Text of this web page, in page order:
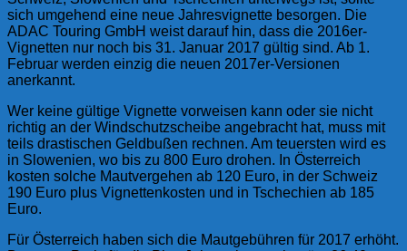
sich umgehend eine neue Jahresvignette besorgen. Die
ADAC Touring GmbH weist darauf hin, dass die 2016er-
Vignetten nur noch bis 31. Januar 2017 gültig sind. Ab 1.
Februar werden einzig die neuen 2017er-Versionen
anerkannt.
Wer keine gültige Vignette vorweisen kann oder sie nicht
richtig an der Windschutzscheibe angebracht hat, muss mit
teils drastischen Geldbußen rechnen. Am teuersten wird es
in Slowenien, wo bis zu 800 Euro drohen. In Österreich
kosten solche Mautvergehen ab 120 Euro, in der Schweiz
190 Euro plus Vignettenkosten und in Tschechien ab 185
Euro.
Für Österreich haben sich die Mautgebühren für 2017 erhöht.